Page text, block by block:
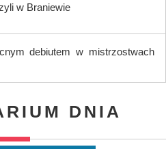
w Braniewie
debiutem w mistrzostwach
DNIA